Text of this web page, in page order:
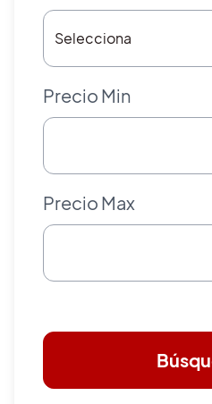
Precio Min
Precio Max